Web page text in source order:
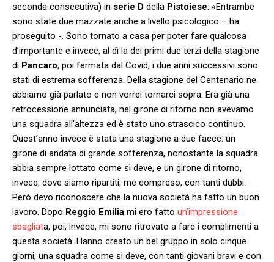
seconda consecutiva) in serie D della Pistoiese . «Entrambe
sono state due mazzate anche a livello psicologico – ha
proseguito -. Sono tornato a casa per poter fare qualcosa
d’importante e invece, al dì la dei primi due terzi della stagione
di Pancaro, poi fermata dal Covid, i due anni successivi sono
stati di estrema sofferenza. Della stagione del Centenario ne
abbiamo già parlato e non vorrei tornarci sopra. Era già una
retrocessione annunciata, nel girone di ritorno non avevamo
una squadra all’altezza ed è stato uno strascico continuo.
Quest’anno invece è stata una stagione a due facce: un
girone di andata di grande sofferenza, nonostante la squadra
abbia sempre lottato come si deve, e un girone di ritorno,
invece, dove siamo ripartiti, me compreso, con tanti dubbi.
Però devo riconoscere che la nuova società ha fatto un buon
lavoro. Dopo Reggio Emilia mi ero fatto un’impressione
sbagliata, poi, invece, mi sono ritrovato a fare i complimenti a
questa società. Hanno creato un bel gruppo in solo cinque
giorni, una squadra come si deve, con tanti giovani bravi e con